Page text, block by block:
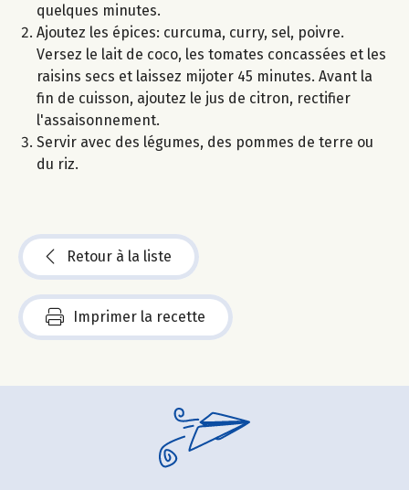
quelques minutes.
Ajoutez les épices: curcuma, curry, sel, poivre.
Versez le lait de coco, les tomates concassées et les
raisins secs et laissez mijoter 45 minutes. Avant la
fin de cuisson, ajoutez le jus de citron, rectifier
l'assaisonnement.
Servir avec des légumes, des pommes de terre ou
du riz.
Retour à la liste
Imprimer la recette